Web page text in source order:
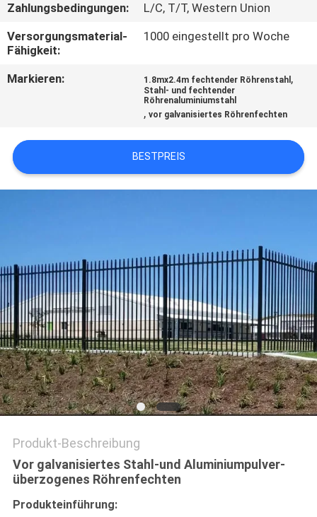
VERBINDUNG
NACHRICHTEN
EIN
ZITAT
PRIVACY
POLICY
Zahlungsbedingungen:
L/C, T/T, Western Union
Versorgungsmaterial-
Fähigkeit:
1000 eingestellt pro Woche
Markieren: 1.8mx2.4m fechtender Röhrenstahl ,
Stahl- und fechtender
Röhrenaluminiumstahl
,vor galvanisiertes Röhrenfechten
BESTPREIS
Produkt-Beschreibung
Vor galvanisiertes Stahl-und Aluminiumpulver-
überzogenes Röhrenfechten
Produkteinführung: